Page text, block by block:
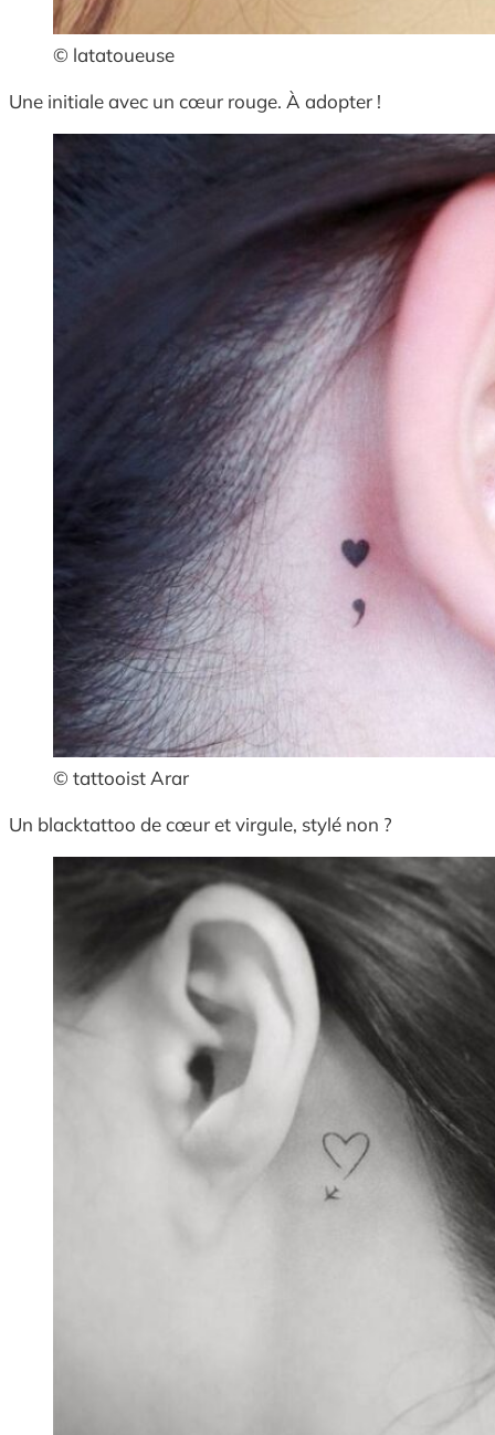
© latatoueuse
Une initiale avec un cœur rouge. À adopter !
© tattooist Arar
Un blacktattoo de cœur et virgule, stylé non ?